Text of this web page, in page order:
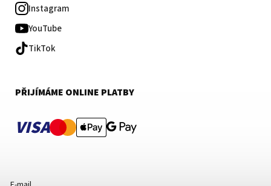
Instagram
YouTube
TikTok
PŘIJÍMÁME ONLINE PLATBY
VISA